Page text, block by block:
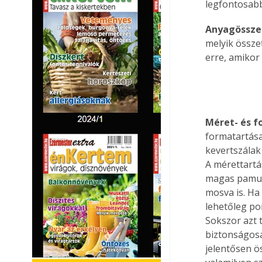
melyik
erre, amikor
Méret- és
A
magas
mosva is.
lehetőleg
Sokszor azt
jelentősen